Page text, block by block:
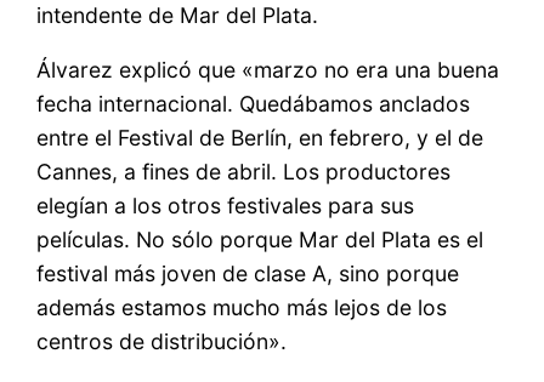
intendente de Mar del Plata.
Álvarez explicó que «marzo no era una buena
fecha internacional. Quedábamos anclados
entre el Festival de Berlín, en febrero, y el de
Cannes, a fines de abril. Los productores
elegían a los otros festivales para sus
películas. No sólo porque Mar del Plata es el
festival más joven de clase A, sino porque
además estamos mucho más lejos de los
centros de distribución».